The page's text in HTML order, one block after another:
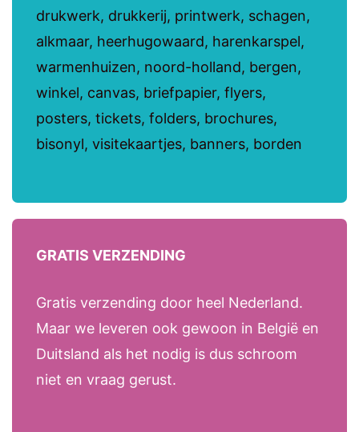
drukwerk, drukkerij, printwerk, schagen,
alkmaar, heerhugowaard, harenkarspel,
warmenhuizen, noord-holland, bergen,
winkel, canvas, briefpapier, flyers,
posters, tickets, folders, brochures,
bisonyl, visitekaartjes, banners, borden
GRATIS VERZENDING
Gratis verzending door heel Nederland.
Maar we leveren ook gewoon in België en
Duitsland als het nodig is dus schroom
niet en vraag gerust.